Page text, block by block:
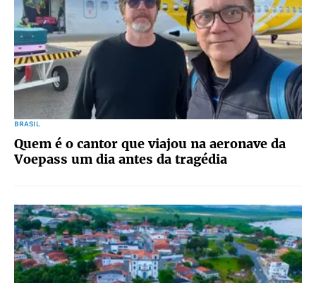
BRASIL
Quem é o cantor que viajou na aeronave da
Voepass um dia antes da tragédia